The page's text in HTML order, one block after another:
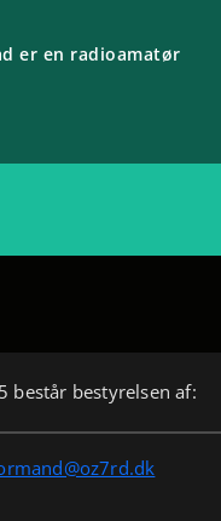
er en radioamatør
består bestyrelsen af: